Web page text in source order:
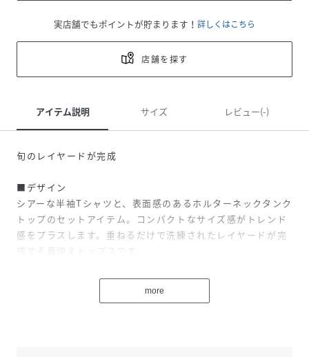
実店舗でもポイントが貯まります！ 詳しくはこちら
店舗を探す
アイテム説明 サイズ レビュー(-)
旬のレイヤードが完成
■デザイン
シアーな半袖Tシャツと、表面感のあるホルターネックタンク
トップのセットアイテム。コンパクトなサイズ感がトレンド
感をプラスします。重ねるだけで洗練されたレイヤードが完
成する着映えトップスです。
デニムでカジュアルに、タイトスカートでレディにと幅広く
more